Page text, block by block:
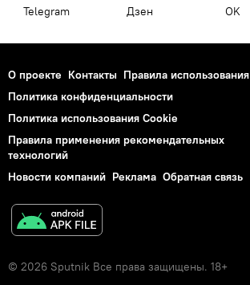
Telegram Дзен OK
О проекте Контакты Правила использования
Политика конфиденциальности
Политика использования Cookie
Правила применения рекомендательных
технологий
Новости компаний Реклама Обратная связь
© 2026 Sputnik Все права защищены. 18+